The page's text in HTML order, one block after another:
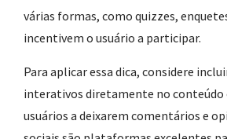
várias formas, como quizzes,
incentivem o usuário a participar.
Para aplicar essa dica, considere
interativos diretamente no conteúdo
usuários a deixarem comentários e